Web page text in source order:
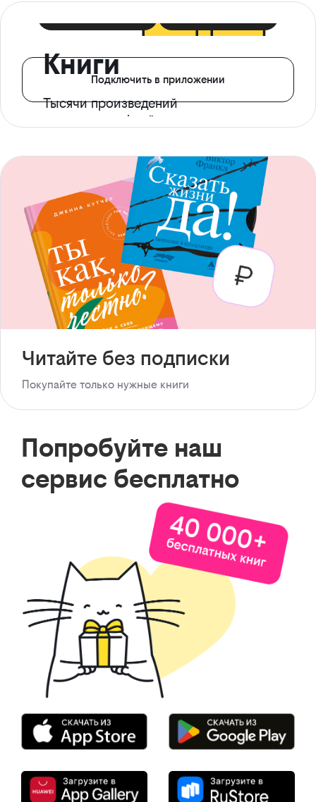
Книги
Тысячи произведений
с доступом офлайн
Подключить в приложении
Читайте без подписки
Покупайте только нужные книги
Попробуйте наш
сервис бесплатно